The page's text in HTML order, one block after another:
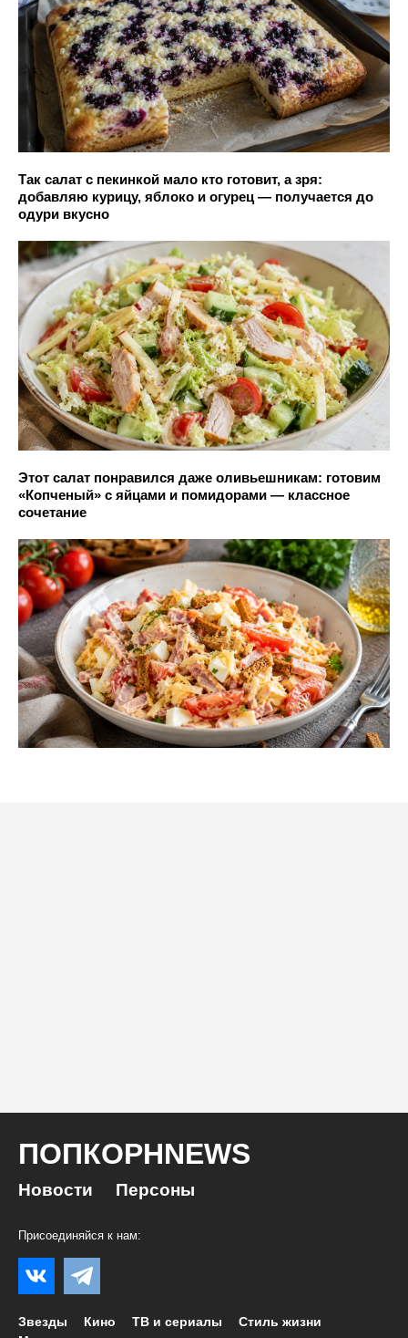
Так салат с пекинкой мало кто готовит, а зря:
добавляю курицу, яблоко и огурец — получается до
одури вкусно
Этот салат понравился даже оливьешникам: готовим
«Копченый» с яйцами и помидорами — классное
сочетание
ПОПКОРНNEWS
Новости Персоны
Присоединяйся к нам:
Звезды Кино ТВ и сериалы
Стиль жизни